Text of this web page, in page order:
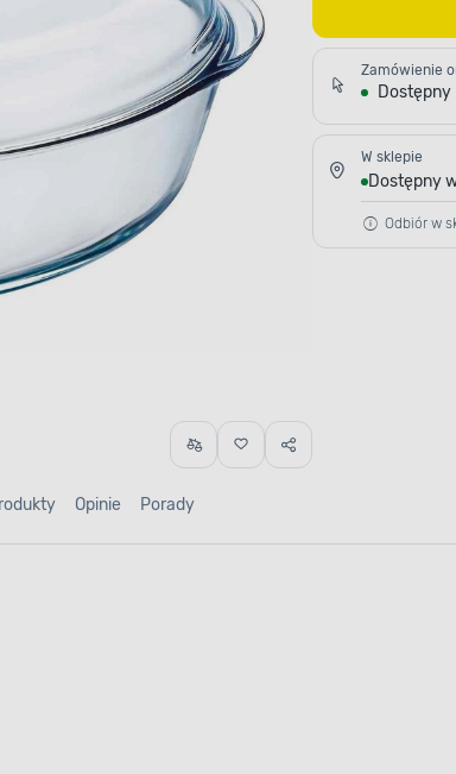
Zamówienie
Dostępny
W sklepie
Dostępny
Odbiór w
Opinie Porady